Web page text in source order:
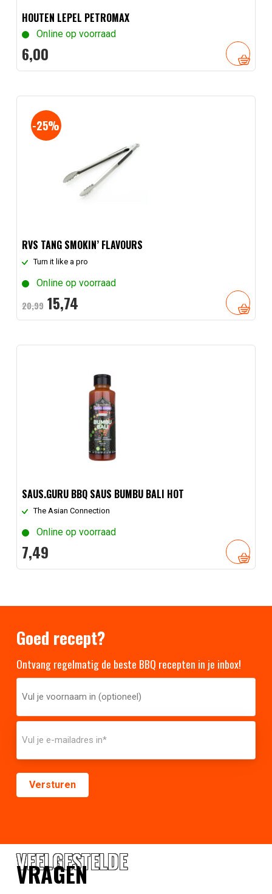
HOUTEN LEPEL PETROMAX
Online op voorraad
6,00
-25%
RVS TANG SMOKIN’ FLAVOURS
Turn it like a pro
Online op voorraad
20,99 Oorspronkelijke
prijs
was:
15,74Huidige
prijs
is:
SAUS.GURU BBQ SAUS BUMBU BALI HOT
The Asian Connection
Online op voorraad
7,49
Goed recept?
Ontvang regelmatig de beste BBQ recepten in je inbox!
VEELGESTELDE
VRAGEN